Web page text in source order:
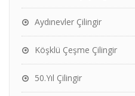
Aydınevler Çilingir
Köşklü Çeşme Çilingir
50.Yıl Çilingir